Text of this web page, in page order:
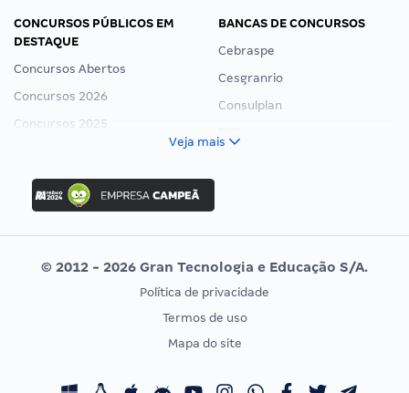
CONCURSOS PÚBLICOS EM
DESTAQUE
Concursos Abertos
Concursos 2026
Concursos 2025
Concurso Ibama
Concurso MPU
Editais publicados
BANCAS DE CONCURSOS
Cebraspe
Cesgranrio
Consulplan
Vunesp
CONCURSOS POR PROFISSÃO
Concursos Fiscais
EXAME DE ORDEM
Calendário OAB
Veja mais
© 2012 - 2026 Gran Tecnologia e Educação S/A.
Política de privacidade
Termos de uso
Mapa do site